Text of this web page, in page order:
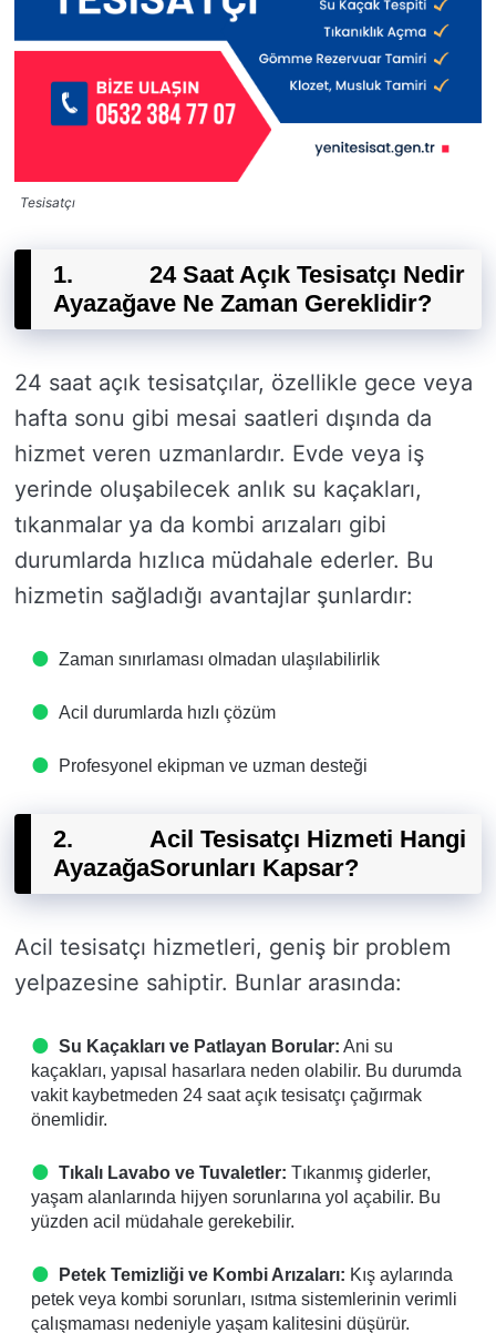
Tesisatçı
1.
Ayazağa
24 Saat Açık Tesisatçı Nedir
ve Ne Zaman Gereklidir?
24 saat açık tesisatçılar, özellikle gece veya
hafta sonu gibi mesai saatleri dışında da
hizmet veren uzmanlardır. Evde veya iş
yerinde oluşabilecek anlık su kaçakları,
tıkanmalar ya da kombi arızaları gibi
durumlarda hızlıca müdahale ederler. Bu
hizmetin sağladığı avantajlar şunlardır:
Zaman sınırlaması olmadan ulaşılabilirlik
Acil durumlarda hızlı çözüm
Profesyonel ekipman ve uzman desteği
2.
Ayazağa
Acil Tesisatçı Hizmeti Hangi
Sorunları Kapsar?
Acil tesisatçı hizmetleri, geniş bir problem
yelpazesine sahiptir. Bunlar arasında:
Su Kaçakları ve Patlayan Borular: Ani su
kaçakları, yapısal hasarlara neden olabilir. Bu durumda
vakit kaybetmeden 24 saat açık tesisatçı çağırmak
önemlidir.
Tıkalı Lavabo ve Tuvaletler: Tıkanmış giderler,
yaşam alanlarında hijyen sorunlarına yol açabilir. Bu
yüzden acil müdahale gerekebilir.
Petek Temizliği ve Kombi Arızaları: Kış aylarında
petek veya kombi sorunları, ısıtma sistemlerinin verimli
çalışmaması nedeniyle yaşam kalitesini düşürür.